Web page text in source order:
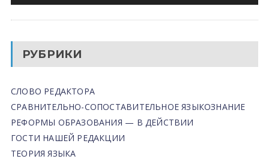
РУБРИКИ
СЛОВО РЕДАКТОРА
СРАВНИТЕЛЬНО-СОПОСТАВИТЕЛЬНОЕ ЯЗЫКОЗНАНИЕ
РЕФОРМЫ ОБРАЗОВАНИЯ — В ДЕЙСТВИИ
ГОСТИ НАШЕЙ РЕДАКЦИИ
ТЕОРИЯ ЯЗЫКА